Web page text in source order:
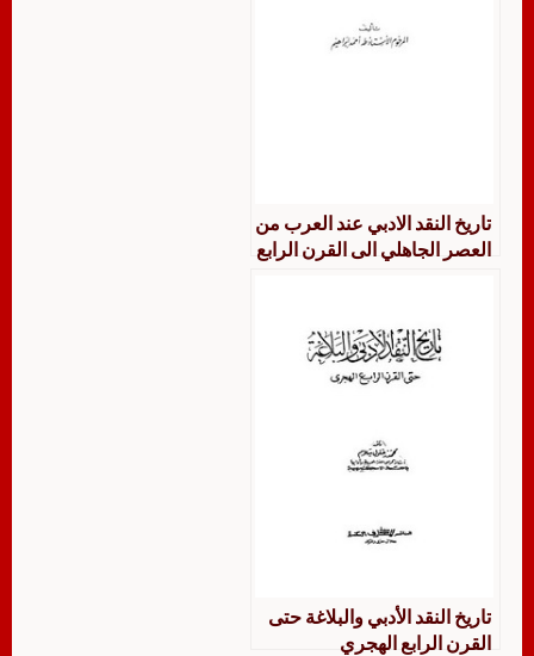
تاريخ النقد الادبي عند العرب من
العصر الجاهلي الى القرن الرابع
تاريخ النقد الأدبي والبلاغة حتى
القرن الرابع الهجري